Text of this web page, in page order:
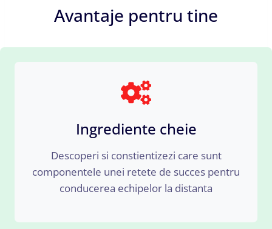
Avantaje pentru tine
Ingrediente cheie
Descoperi si constientizezi care sunt
componentele unei retete de succes pentru
conducerea echipelor la distanta